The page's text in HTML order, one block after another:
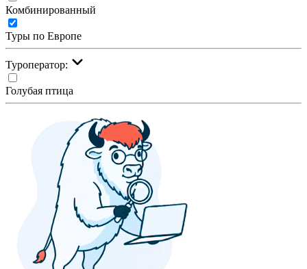
Комбинированный
Туры по Европе
Туроператор:
Голубая птица